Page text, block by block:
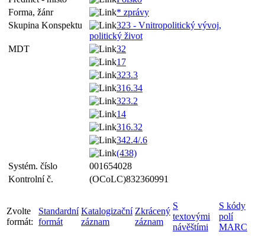
Forma, žánr
* zprávy
Skupina Konspektu
323 - Vnitropolitický vývoj,
politický život
MDT
32
17
323.3
316.34
323.2
14
316.32
342.4/.6
(438)
Systém. číslo
001654028
Kontrolní č.
(OCoLC)832360991
Zvolte
formát:
Standardní
formát
Katalogizační
záznam
Zkrácený
záznam
S
textovými
návěštími
S kódy
polí
MARC